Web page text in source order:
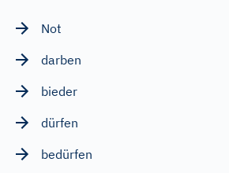
Not
darben
bieder
dürfen
bedürfen